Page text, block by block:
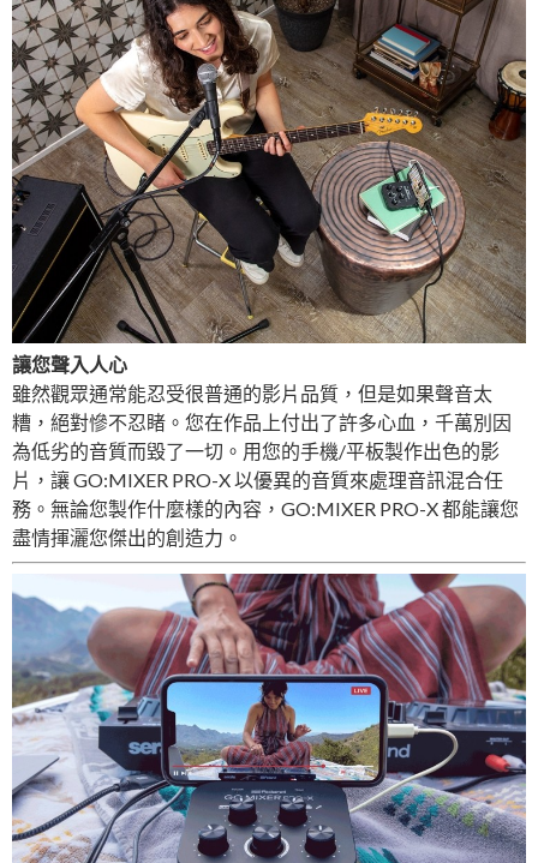
讓您聲入人心
雖然觀眾通常能忍受很普通的影片品質，但是如果聲音太
糟，絕對慘不忍睹。您在作品上付出了許多心血，千萬別因
為低劣的音質而毀了一切。用您的手機/平板製作出色的影
片，讓 GO:MIXER PRO-X 以優異的音質來處理音訊混合任
務。無論您製作什麼樣的內容，GO:MIXER PRO-X 都能讓您
盡情揮灑您傑出的創造力。